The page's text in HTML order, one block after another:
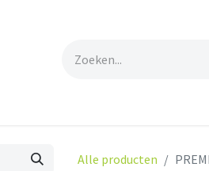
Alle producten